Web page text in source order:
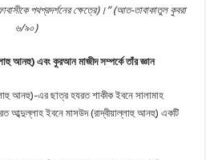
পথপ্রদর্শনের ক্ষেত্রে)।” (আত-তাবাকাতুল কুবরা
৬/৯০)
আনহু) এবং কুরআন মাজীদ সম্পর্কে তাঁর জ্ঞান
আনহু)-এর ছাত্র হযরত শাকীক ইবনে সালামাহ
আব্দুল্লাহ ইবনে মাসউদ (রাদ্বীয়াল্লাহু আনহু) একটি